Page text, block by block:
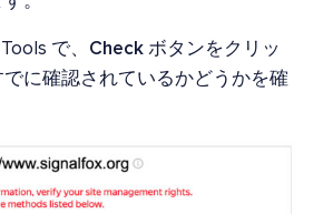
で、 Check ボタンをクリッ
に確認されているかどうかを確